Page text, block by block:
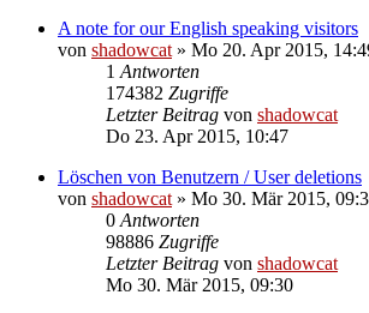
A note for our English speaking visitors
von shadowcat » Mo 20. Apr 2015,
1 Antworten
174382 Zugriffe
Letzter Beitrag von shadowcat
Do 23. Apr 2015, 10:47
Löschen von Benutzern / User deletions
von shadowcat » Mo 30. Mär 2015,
0 Antworten
98886 Zugriffe
Letzter Beitrag von shadowcat
Mo 30. Mär 2015, 09:30